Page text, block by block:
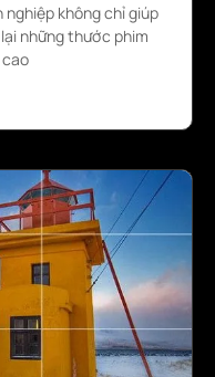
nghiệp không chỉ giúp
những thước phim